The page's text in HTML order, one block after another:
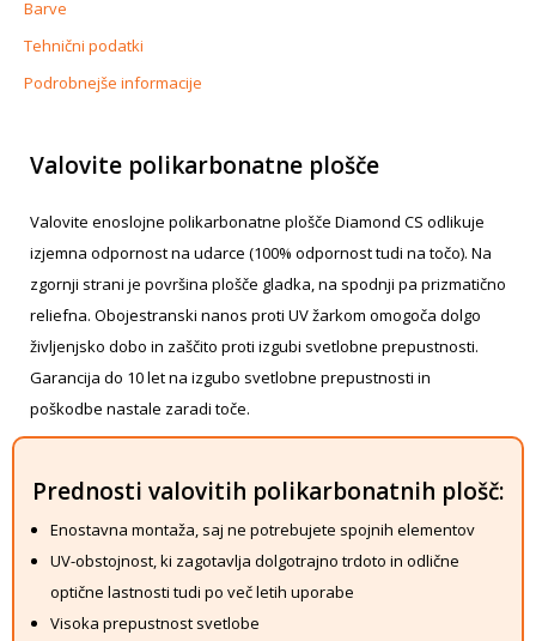
Barve
Tehnični podatki
Podrobnejše informacije
Valovite polikarbonatne plošče
Valovite enoslojne polikarbonatne plošče Diamond CS odlikuje
izjemna odpornost na udarce (100% odpornost tudi na točo). Na
zgornji strani je površina plošče gladka, na spodnji pa prizmatično
reliefna. Obojestranski nanos proti UV žarkom omogoča dolgo
življenjsko dobo in zaščito proti izgubi svetlobne prepustnosti.
Garancija do 10 let na izgubo svetlobne prepustnosti in
poškodbe nastale zaradi toče.
Prednosti valovitih polikarbonatnih plošč:
Enostavna montaža, saj ne potrebujete spojnih elementov
UV-obstojnost, ki zagotavlja dolgotrajno trdoto in odlične
optične lastnosti tudi po več letih uporabe
Visoka prepustnost svetlobe